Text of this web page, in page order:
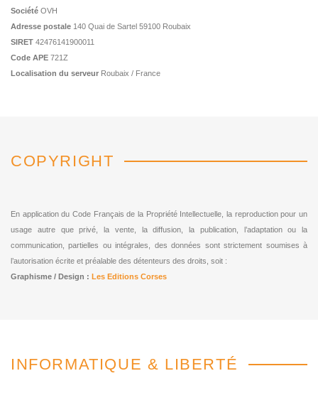
Société OVH
Adresse postale 140 Quai de Sartel 59100 Roubaix
SIRET 42476141900011
Code APE 721Z
Localisation du serveur Roubaix / France
COPYRIGHT
En application du Code Français de la Propriété Intellectuelle, la reproduction pour un
usage autre que privé, la vente, la diffusion, la publication, l’adaptation ou la
communication, partielles ou intégrales, des données sont strictement soumises à
l’autorisation écrite et préalable des détenteurs des droits, soit :
Graphisme / Design : Les Editions Corses
INFORMATIQUE & LIBERTÉ